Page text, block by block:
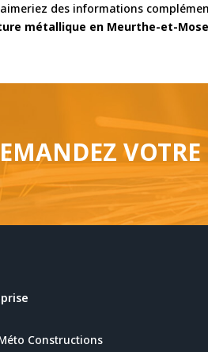
des informations
métallique en Meurthe-et-
Constructions